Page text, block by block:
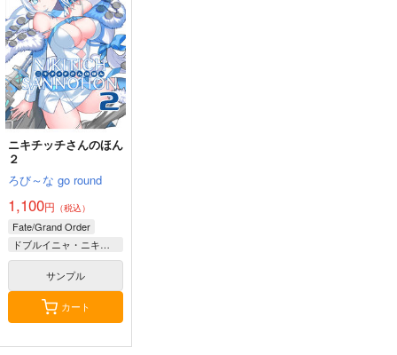
ル
3,025円 （税込）
Fate/Grand Order
アルジュナ
カルナ
サンプル
カート
ニキチッチさんのほん
２
ろび～な go round
1,100円 （税込）
Fate/Grand Order
ドブルイニャ・ニキチッチ
サンプル
カート